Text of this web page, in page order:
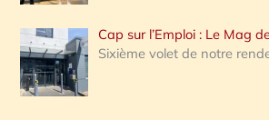
Cap sur l’Emploi : Le Mag
Sixième volet de notre